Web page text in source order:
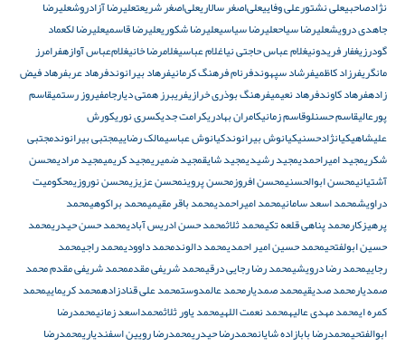
نژادصاحبیعلی نشتورعلی وفاییعلی‌اصغر سالاریعلی‌اصغر شریعتعلیرضا آزادروشعلیرضا
جاهدی درویشعلیرضا سیاحعلیرضا سیاسیعلیرضا شکوریعلیرضا قاسمیعلیرضا لکعماد
گودرزیغفار فریدونیغلام عباس حاجتی نیاغلام عباسیغلامرضا خانیغلام‌عباس آوازهفرامرز
مانگریفرزاد کاظمیفرشاد سپهوندفرنام فرهنگ کرمانیفرهاد بیرانوندفرهاد عربفرهاد فیض
زادهفرهاد کاوندفرهاد نعیمیفرهنگ بوذری خرازیفریبرز همتی دیارجامفیروز رستمیقاسم
پورعالیقاسم حسنلوقاسم زمانیکامران بهادریکرامت جدیکسری نوریکورش
علیشاهیکیانژادحسنیکیانوش بیرانوندکیانوش عباسیمالک رضاییمجتبی بیرانوندمجتبی
شکریمجید امیراحمدیمجید رشیدیمجید شایقمجید ضمیریمجید کریمیمجید مرادیمحسن
آشتیانیمحسن ابوالحسنیمحسن افروزمحسن پروینمحسن عزیزیمحسن نوروزیمحکومیت
دراویشمحمد اسعد سامانیمحمد امیراحمدیمحمد باقر مقیمیمحمد براکوهیمحمد
پرهیزکارمحمد پناهی قلعه تکیمحمد ثلاثمحمد حسن ادریس آبادیمحمد حسن حیدریمحمد
حسین ابولفتحیمحمد حسین امیر احمدیمحمد دالوندمحمد داوودیمحمد راجیمحمد
رجاییمحمد رضا درویشیمحمد رضا رجایی درقیمحمد شریفی مقدممحمد شریفی‌ مقدم محمد
صمدیارمحمد صدیقیمحمد صمدیارمحمد عالمدوستمحمد علی قنادزادهمحمد کریماییمحمد
کمره ایمحمد مهدی عالیهمحمد نعمت اللهیمحمد یاور ثلاثمحمداسعد زمانیمحمدرضا
ابوالفتحیمحمدرضا بابازاده شایانمحمدرضا حیدریمحمدرضا رویین اسفندیاریمحمدرضا